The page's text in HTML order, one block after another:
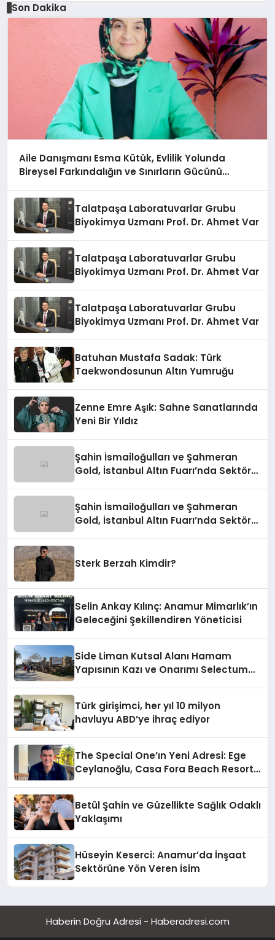
Son Dakika
Aile Danışmanı Esma Kütük, Evlilik Yolunda
Bireysel Farkındalığın ve Sınırların Gücünü
Talatpaşa Laboratuvarlar Grubu
Biyokimya Uzmanı Prof. Dr. Ahmet Var
Talatpaşa Laboratuvarlar Grubu
Biyokimya Uzmanı Prof. Dr. Ahmet Var
Talatpaşa Laboratuvarlar Grubu
Biyokimya Uzmanı Prof. Dr. Ahmet Var
Batuhan Mustafa Sadak: Türk
Taekwondosunun Altın Yumruğu
Zenne Emre Aşık: Sahne Sanatlarında
Yeni Bir Yıldız
Şahin İsmailoğulları ve Şahmeran
Gold, İstanbul Altın Fuarı’nda Sektöre
Şahin İsmailoğulları ve Şahmeran
Gold, İstanbul Altın Fuarı’nda Sektöre
Sterk Berzah Kimdir?
Selin Ankay Kılınç: Anamur Mimarlık’ın
Geleceğini Şekillendiren Yöneticisi
Side Liman Kutsal Alanı Hamam
Yapısının Kazı ve Onarımı Selectum
Türk girişimci, her yıl 10 milyon
havluyu ABD’ye ihraç ediyor
The Special One’ın Yeni Adresi: Ege
Ceylanoğlu, Casa Fora Beach Resort
Betül Şahin ve Güzellikte Sağlık Odaklı
Yaklaşımı
Hüseyin Keserci: Anamur’da İnşaat
Sektörüne Yön Veren İsim
Haberin Doğru Adresi - Haberadresi.com